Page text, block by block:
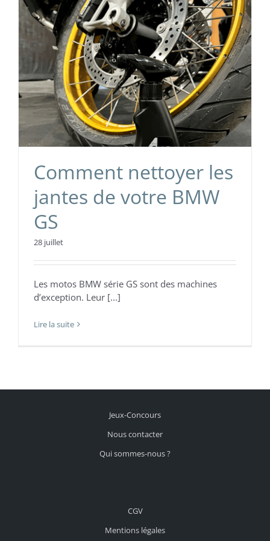
Comment nettoyer les
jantes de votre BMW
GS
28 juillet
Les motos BMW série GS sont des machines
d’exception. Leur [...]
Lire la suite
Jeux-Concours
Nous contacter
Qui sommes-nous ?
CGV
Mentions légales